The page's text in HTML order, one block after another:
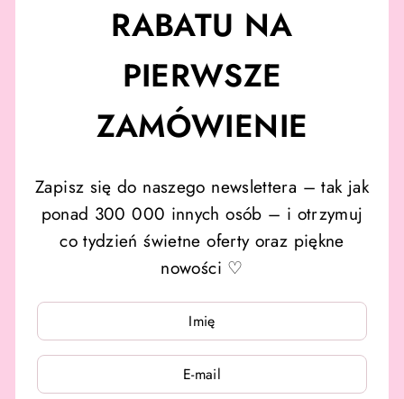
RABATU NA
PIERWSZE
ZAMÓWIENIE
Zapisz się do naszego newslettera – tak jak
ponad 300 000 innych osób – i otrzymuj
co tydzień świetne oferty oraz piękne
nowości ♡
WPISZ
SWÓJ
E-
WPISZ
SWÓJ
E-